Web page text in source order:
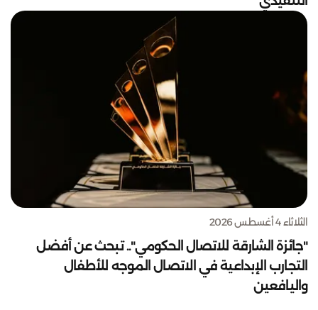
الثلاثاء 4 أغسطس 2026
"جائزة الشارقة للاتصال الحكومي".. تبحث عن أفضل
التجارب الإبداعية في الاتصال الموجه للأطفال
واليافعين